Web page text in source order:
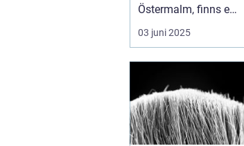
Östermalm, finns en
mängd tjänster oc...
03 juni 2025